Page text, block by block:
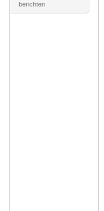
berichten